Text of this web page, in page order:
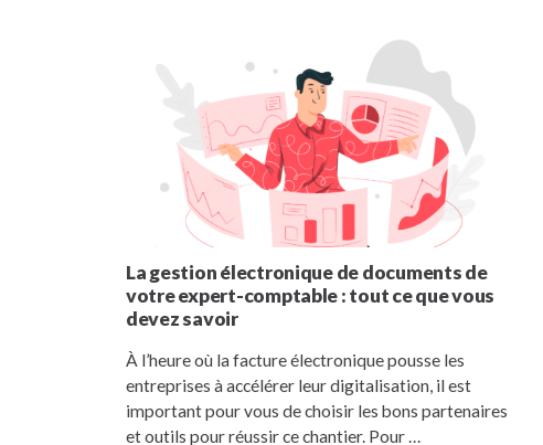
La gestion électronique de documents de
votre expert-comptable : tout ce que vous
devez savoir
À l’heure où la facture électronique pousse les
entreprises à accélérer leur digitalisation, il est
important pour vous de choisir les bons partenaires
et outils pour réussir ce chantier. Pour …